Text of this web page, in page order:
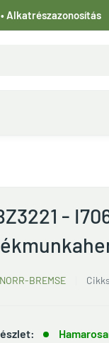
Alkatrészazonosítás
-
BREMSE